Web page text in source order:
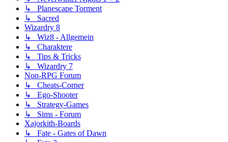
↳ Planescape Torment
↳ Sacred
Wizardry 8
↳ Wiz8 - Allgemein
↳ Charaktere
↳ Tips & Tricks
↳ Wizardry 7
Non-RPG Forum
↳ Cheats-Corner
↳ Ego-Shooter
↳ Strategy-Games
↳ Sims - Forum
Xajorkith-Boards
↳ Fate - Gates of Dawn